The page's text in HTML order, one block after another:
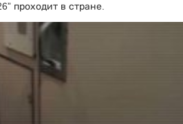
проходит в стране.